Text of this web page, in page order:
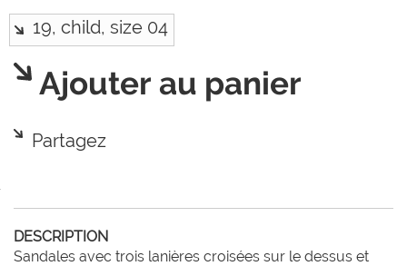
Ajouter au panier
Partagez
DESCRIPTION
Sandales avec trois lanières croisées sur le dessus et